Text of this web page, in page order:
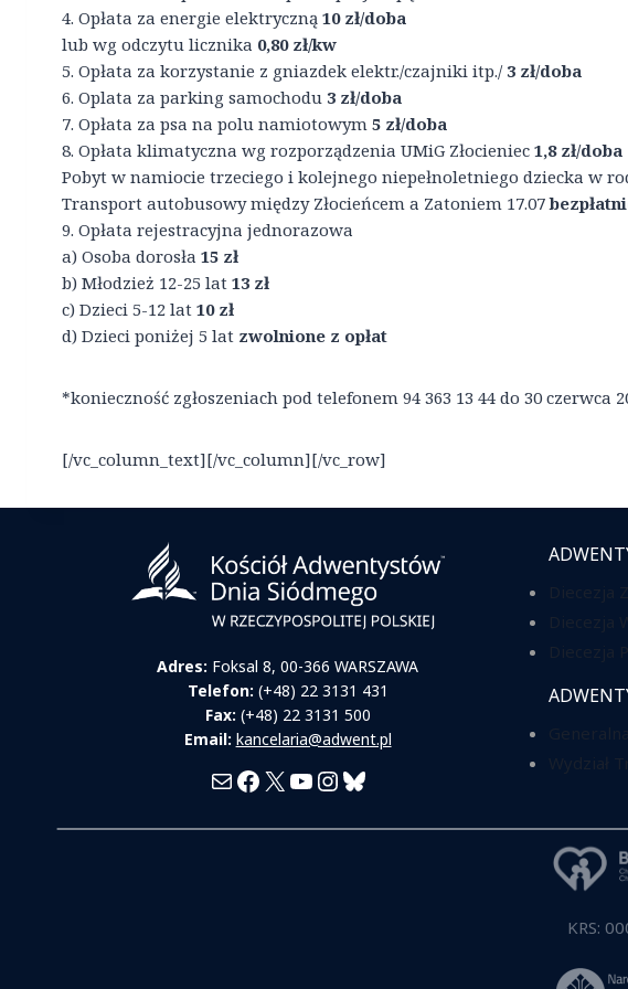
4. Opłata za energie elektryczną 10 zł/doba
lub wg odczytu licznika 0,80 zł/kw
5. Opłata za korzystanie z gniazdek elektr./czajniki itp./ 3 zł/doba
6. Oplata za parking samochodu 3 zł/doba
7. Opłata za psa na polu namiotowym 5 zł/doba
8. Opłata klimatyczna wg rozporządzenia UMiG Złocieniec 1,8 zł/doba
Pobyt w namiocie trzeciego i kolejnego niepełnoletniego dziecka w
Transport autobusowy między Złocieńcem a Zatoniem 17.07
9. Opłata rejestracyjna jednorazowa
a) Osoba dorosła 15 zł
b) Młodzież 12-25 lat 13 zł
c) Dzieci 5-12 lat 10 zł
d) Dzieci poniżej 5 lat zwolnione z opłat
*konieczność zgłoszeniach pod telefonem 94 363 13 44 do 30 czerwca
[/vc_column_text][/vc_column][/vc_row]
Adres: Foksal 8, 00-366 WARSZAWA
Telefon: (+48) 22 3131 431
Fax: (+48) 22 3131 500
Email: kancelaria@adwent.pl
MailFacebook
X YouTube
Instagram
Bluesky
KRS: